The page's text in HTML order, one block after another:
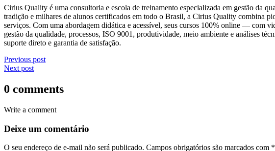
Cirius Quality é uma consultoria e escola de treinamento especializada em gestão da
tradição e milhares de alunos certificados em todo o Brasil, a Cirius Quality combina
serviços. Com uma abordagem didática e acessível, seus cursos 100% online — com
gestão da qualidade, processos, ISO 9001, produtividade, meio ambiente e análises
suporte direto e garantia de satisfação.
Previous post
Next post
0 comments
Write a comment
Deixe um comentário
O seu endereço de e-mail não será publicado. Campos obrigatórios são marcados com *